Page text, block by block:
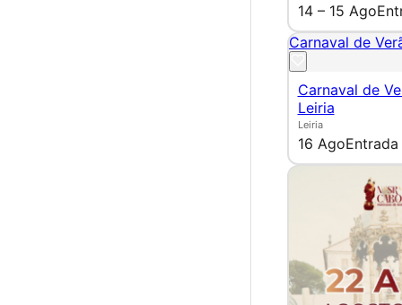
14 – 15 Ago
Carnaval de
Carnaval de
Leiria
Leiria
16 Ago